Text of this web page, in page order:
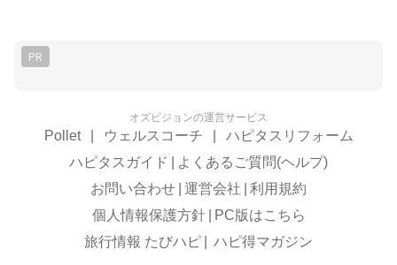
PR
オズビジョンの運営サービス
Pollet ウェルスコーチ
ハピタスリフォーム
ハピタスガイド
よくあるご質問(ヘルプ)
お問い合わせ 運営会社
利用規約
個人情報保護方針
PC版はこちら
旅行情報 たびハピ
ハピ得マガジン